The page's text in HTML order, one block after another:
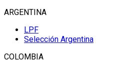
ARGENTINA
LPF
Selección Argentina
COLOMBIA